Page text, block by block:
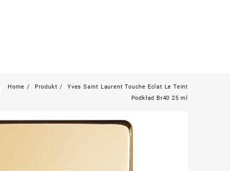
Home Produkt
Yves Saint Laurent Touche Eclat Le Teint
Podkład Br40 25 ml